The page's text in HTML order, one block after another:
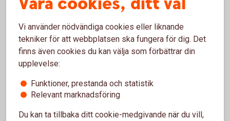
Om en icke-finansiell motpart är clearing-skyldig på grund
av något av ovanstående skäl kommer också övriga hårdare
EMIR-krav att gälla fullt ut, bland annat krav på ställande av
säkerheter och rapporteringsskyldighet, se
transaktionsrapportering
tröskelbelopp behöver ni varken cleara eller följa övriga
Vi använder nödvändiga cookies eller liknande
tekniker för att webbplatsen ska fungera för dig. Det
finns även cookies du kan välja som förbättrar din
upplevelse:
Funktioner, prestanda och statistik
Relevant marknadsföring
Du kan ta tillbaka ditt cookie-medgivande när du vill,